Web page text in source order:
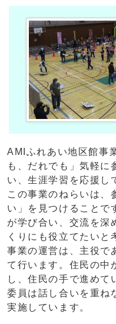
AMIふれあい地区館事
も、だれでも」気軽に
い、生涯学習を応援し
この事業のねらいは、
い」を見つけることで
が学び合い、交流を深
くりにも役立てたいと
事業の運営は、主役で
て行います。住民の中
し、住民の手で進めて
委員は話し合いを重ね
実施しています。